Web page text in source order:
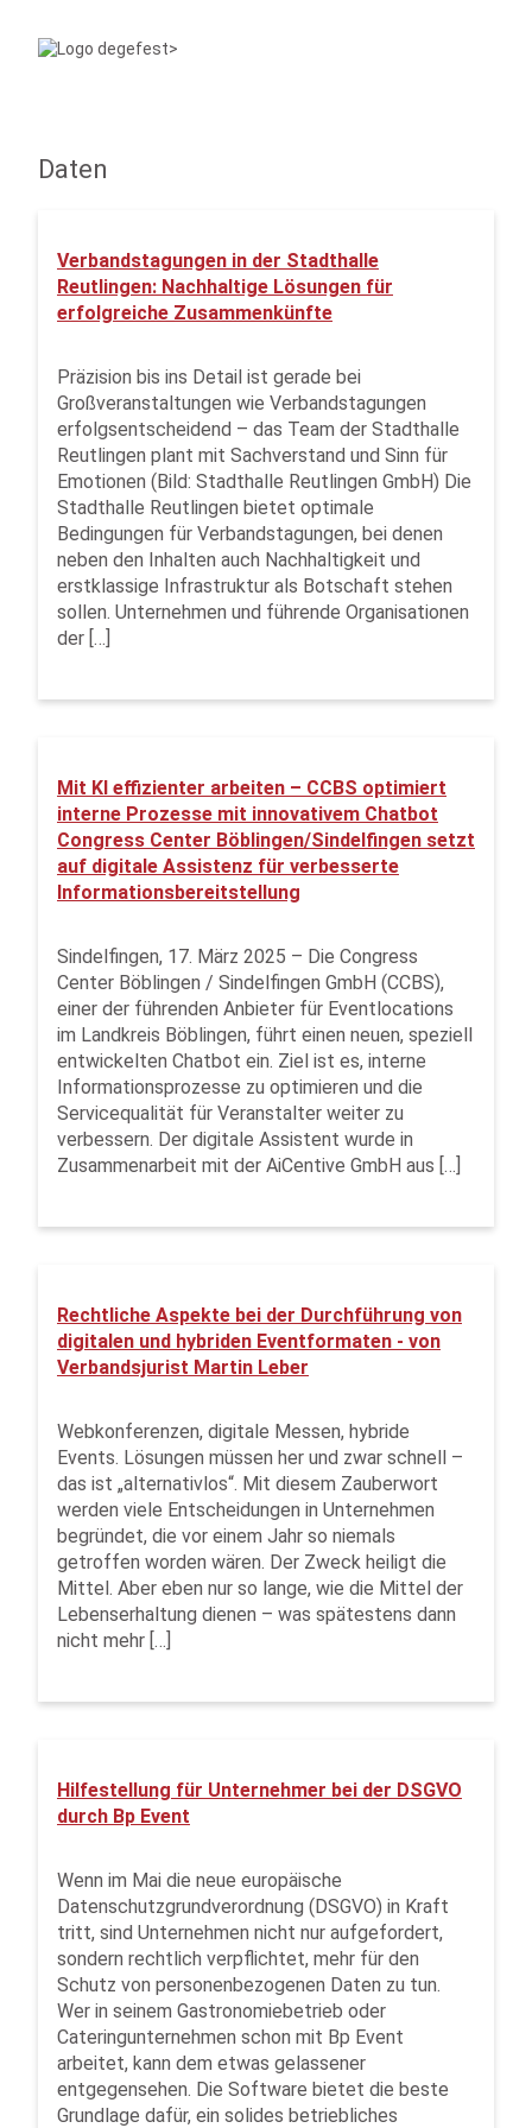
Daten
Verbandstagungen in der Stadthalle
Reutlingen: Nachhaltige Lösungen für
erfolgreiche Zusammenkünfte
Präzision bis ins Detail ist gerade bei
Großveranstaltungen wie Verbandstagungen
erfolgsentscheidend – das Team der Stadthalle
Reutlingen plant mit Sachverstand und Sinn für
Emotionen (Bild: Stadthalle Reutlingen GmbH) Die
Stadthalle Reutlingen bietet optimale
Bedingungen für Verbandstagungen, bei denen
neben den Inhalten auch Nachhaltigkeit und
erstklassige Infrastruktur als Botschaft stehen
sollen. Unternehmen und führende Organisationen
der […]
Mit KI effizienter arbeiten – CCBS optimiert
interne Prozesse mit innovativem Chatbot
Congress Center Böblingen/Sindelfingen setzt
auf digitale Assistenz für verbesserte
Informationsbereitstellung
Sindelfingen, 17. März 2025 – Die Congress
Center Böblingen / Sindelfingen GmbH (CCBS),
einer der führenden Anbieter für Eventlocations
im Landkreis Böblingen, führt einen neuen, speziell
entwickelten Chatbot ein. Ziel ist es, interne
Informationsprozesse zu optimieren und die
Servicequalität für Veranstalter weiter zu
verbessern. Der digitale Assistent wurde in
Zusammenarbeit mit der AiCentive GmbH aus […]
Rechtliche Aspekte bei der Durchführung von
digitalen und hybriden Eventformaten - von
Verbandsjurist Martin Leber
Webkonferenzen, digitale Messen, hybride
Events. Lösungen müssen her und zwar schnell –
das ist „alternativlos“. Mit diesem Zauberwort
werden viele Entscheidungen in Unternehmen
begründet, die vor einem Jahr so niemals
getroffen worden wären. Der Zweck heiligt die
Mittel. Aber eben nur so lange, wie die Mittel der
Lebenserhaltung dienen – was spätestens dann
nicht mehr […]
Hilfestellung für Unternehmer bei der DSGVO
durch Bp Event
Wenn im Mai die neue europäische
Datenschutzgrundverordnung (DSGVO) in Kraft
tritt, sind Unternehmen nicht nur aufgefordert,
sondern rechtlich verpflichtet, mehr für den
Schutz von personenbezogenen Daten zu tun.
Wer in seinem Gastronomiebetrieb oder
Cateringunternehmen schon mit Bp Event
arbeitet, kann dem etwas gelassener
entgegensehen. Die Software bietet die beste
Grundlage dafür, ein solides betriebliches